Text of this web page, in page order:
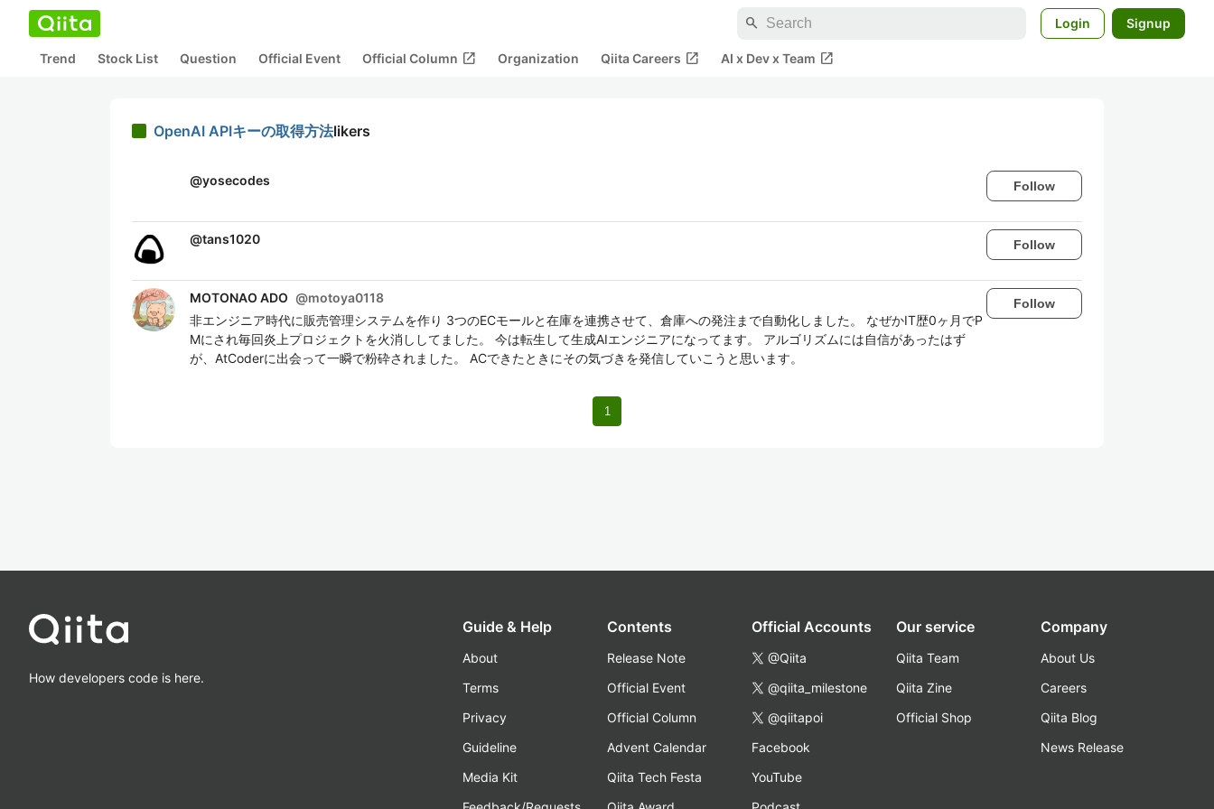
search Login Signup
Trend Stock List Question Official Event Official Column open_in_new Organization Qiita Careers open_in_new AI x Dev x Team open_in_new
OpenAI APIキーの取得方法likers
@yosecodes Follow
@tans1020 Follow
MOTONAO ADO @motoya0118
非エンジニア時代に販売管理システムを作り 3つのECモールと在庫を連携させて、倉庫への発注まで自動化しました。 なぜかIT歴0ヶ月でP
Mにされ毎回炎上プロジェクトを火消ししてました。 今は転生して生成AIエンジニアになってます。 アルゴリズムには自信があったはず
が、AtCoderに出会って一瞬で粉砕されました。 ACできたときにその気づきを発信していこうと思います。
Follow
1
How developers code is here.
Guide & Help
About
Terms
Privacy
Guideline
Media Kit
Contents
Release Note
Official Event
Official Column
Advent Calendar
Qiita Tech Festa
Official Accounts
@Qiita
@qiita_milestone
@qiitapoi
Facebook
YouTube
Our service
Qiita Team
Qiita Zine
Official Shop
Company
About Us
Careers
Qiita Blog
News Release